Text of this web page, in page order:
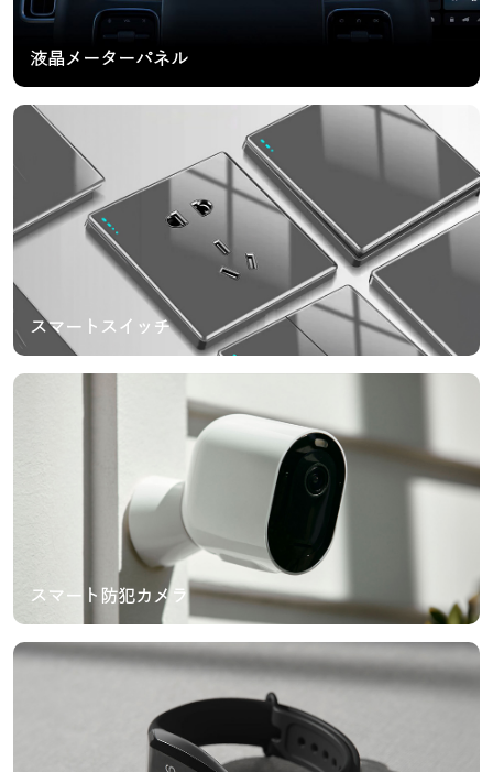
液晶メーターパネル
スマートスイッチ
スマート防犯カメラ